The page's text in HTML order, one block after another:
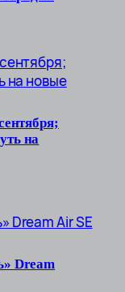
на
Dream